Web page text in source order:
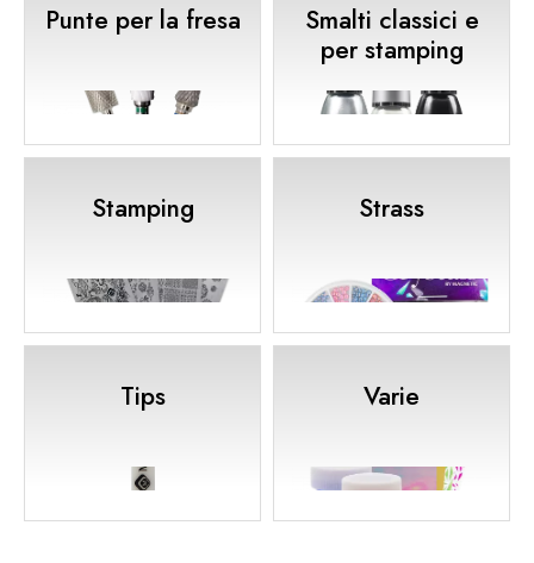
Punte per la fresa
Smalti classici e
per stamping
Stamping Strass
Tips Varie